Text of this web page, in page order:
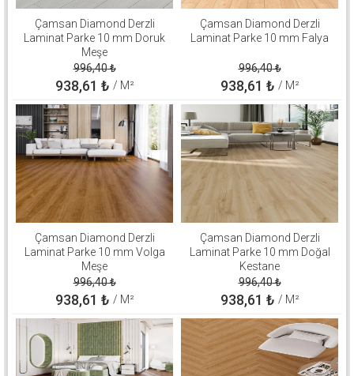
Çamsan Diamond Derzli
Laminat Parke 10 mm Doruk
Meşe
996,40₺
938,61 ₺ / M²
Çamsan Diamond Derzli
Laminat Parke 10 mm Falya
996,40₺
938,61 ₺ / M²
Çamsan Diamond Derzli
Laminat Parke 10 mm Volga
Meşe
996,40₺
938,61 ₺ / M²
Çamsan Diamond Derzli
Laminat Parke 10 mm Doğal
Kestane
996,40₺
938,61 ₺ / M²